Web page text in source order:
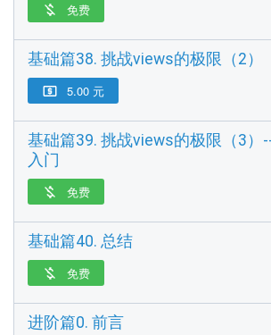
 免费
基础篇38. 挑战views的极限（2）
 5.00 元
基础篇39. 挑战views的极限（3）
入门
 免费
基础篇40. 总结
 免费
进阶篇0. 前言